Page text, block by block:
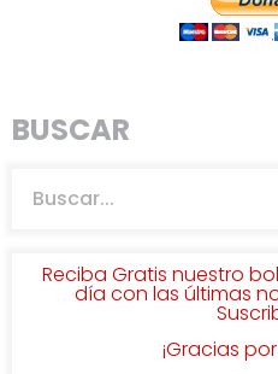
BUSCAR
Reciba Gratis nuestro
día con las últimas
¡Gracias